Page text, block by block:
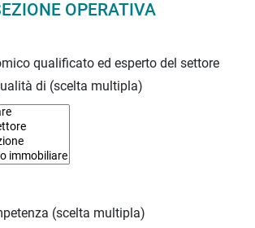
OPERATIVA
qualificato ed esperto del settore
di (scelta multipla)
(scelta multipla)